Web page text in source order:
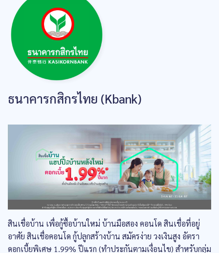
ธนาคารกสิกรไทย (Kbank)
สินเชื่อบ้าน เพื่อกู้ซื้อบ้านใหม่ บ้านมือสอง คอนโด สินเชื่อที่อยู่
อาศัย สินเชื่อคอนโด กู้ปลูกสร้างบ้าน สมัครง่าย วงเงินสูง อัตรา
ดอกเบี้ยพิเศษ 1.99% ปีแรก (ทำประกันตามเงื่อนไข) สำหรับกลุ่ม